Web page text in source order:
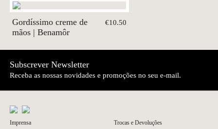
Gordíssimo creme de
mãos | Benamôr
€10.50
Subscrever Newsletter
Receba as nossas novidades e promoções no seu e-mail.
Imprensa
Trocas e Devoluções